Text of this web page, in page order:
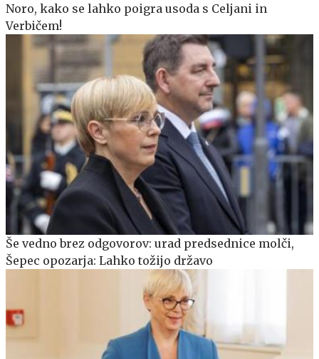
Noro, kako se lahko poigra usoda s Celjani in
Verbičem!
Še vedno brez odgovorov: urad predsednice molči,
Šepec opozarja: Lahko tožijo državo